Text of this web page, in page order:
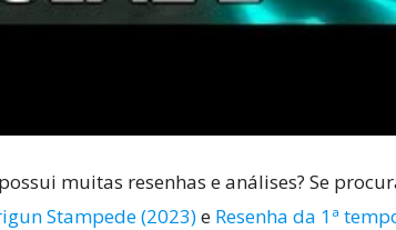
possui muitas resenhas e análises? Se
Stampede (2023)e Resenha da 1ª